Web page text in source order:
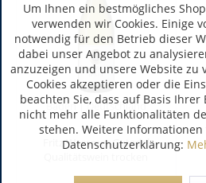
Baden | Deutschland
Fritz Wassmer Gutedel
Um Ihnen ein bestmögliches
verwenden wir Cookies. Einige
notwendig für den Betrieb dieser
dabei unser Angebot zu
anzuzeigen und unsere Website zu
Cookies akzeptieren oder die
beachten Sie, dass auf Basis
nicht mehr alle Funktionalitäten
stehen. Weitere
Datenschutzerklärung: